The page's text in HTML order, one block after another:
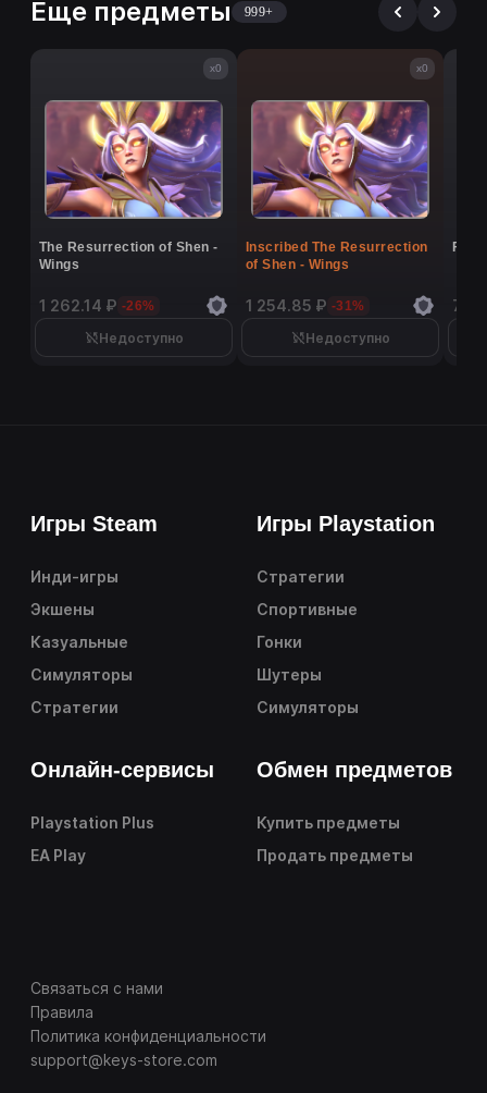
Еще предметы 999+
x0
The Resurrection of Shen -
Wings
1 262.14 ₽ -26%
Недоступно
x0
Inscribed The Resurrection
of Shen - Wings
1 254.85 ₽ -31%
Недоступно
7
Игры Steam
Инди-игры
Экшены
Казуальные
Симуляторы
Стратегии
Игры Playstation
Стратегии
Спортивные
Гонки
Шутеры
Симуляторы
Онлайн-сервисы
Playstation Plus
EA Play
Обмен предметов
Купить предметы
Продать предметы
Связаться с нами
Правила
Политика конфиденциальности
support@keys-store.com